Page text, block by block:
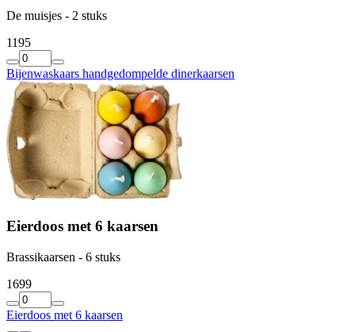
De muisjes - 2 stuks
1195
Bijenwaskaars handgedompelde dinerkaarsen
Eierdoos met 6 kaarsen
Brassikaarsen - 6 stuks
1699
Eierdoos met 6 kaarsen